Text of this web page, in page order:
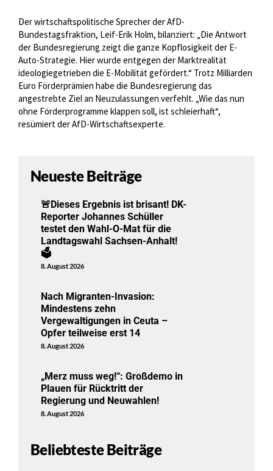
Der wirtschaftspolitische Sprecher der AfD-
Bundestagsfraktion, Leif-Erik Holm, bilanziert: „Die Antwort
der Bundesregierung zeigt die ganze Kopflosigkeit der E-
Auto-Strategie. Hier wurde entgegen der Marktrealität
ideologiegetrieben die E-Mobilität gefördert.“ Trotz Milliarden
Euro Förderprämien habe die Bundesregierung das
angestrebte Ziel an Neuzulassungen verfehlt. „Wie das nun
ohne Förderprogramme klappen soll, ist schleierhaft“,
resümiert der AfD-Wirtschaftsexperte.
Neueste Beiträge
🚨Dieses Ergebnis ist brisant! DK-
Reporter Johannes Schüller
testet den Wahl-O-Mat für die
Landtagswahl Sachsen-Anhalt!
🗳️
8. August 2026
Nach Migranten-Invasion:
Mindestens zehn
Vergewaltigungen in Ceuta –
Opfer teilweise erst 14
8. August 2026
„Merz muss weg!“: Großdemo in
Plauen für Rücktritt der
Regierung und Neuwahlen!
8. August 2026
Beliebteste Beiträge